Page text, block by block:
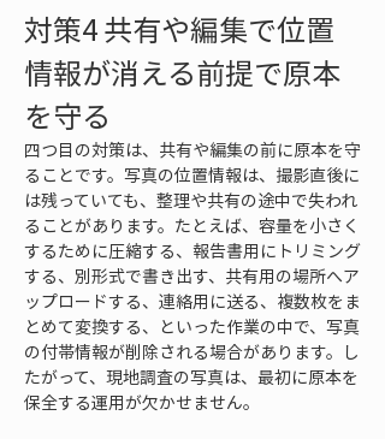
対策4 共有や編集で位置
情報が消える前提で原本
を守る
四つ目の対策は、共有や編集の前に原本を守
ることです。写真の位置情報は、撮影直後に
は残っていても、整理や共有の途中で失われ
ることがあります。たとえば、容量を小さく
するために圧縮する、報告書用にトリミング
する、別形式で書き出す、共有用の場所へア
ップロードする、連絡用に送る、複数枚をま
とめて変換する、といった作業の中で、写真
の付帯情報が削除される場合があります。し
たがって、現地調査の写真は、最初に原本を
保全する運用が欠かせません。